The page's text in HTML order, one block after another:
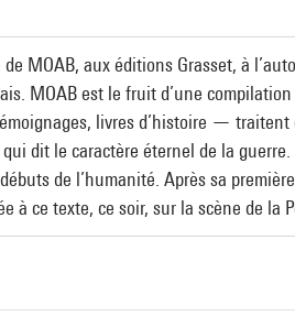
MOAB, aux éditions Grasset, à
MOAB est le fruit d’une
livres d’histoire — traitent
dit le caractère éternel de la
de l’humanité. Après sa
à ce texte, ce soir, sur la scène de la